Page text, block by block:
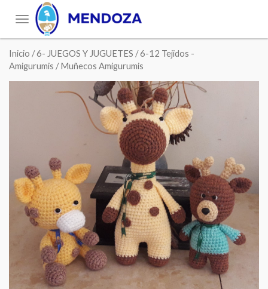
Toggle
navigation
Inicio /6- JUEGOS Y JUGUETES /6-12 Tejidos -
Amigurumis / Muñecos Amigurumis